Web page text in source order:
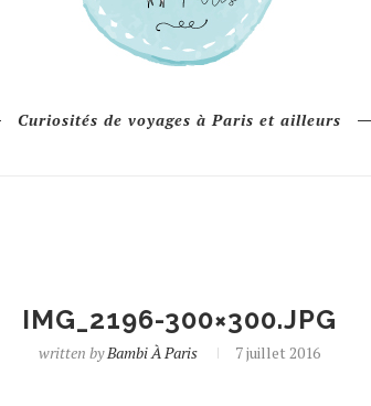
Curiosités de voyages à Paris et ailleurs
IMG_2196-300×300.JPG
written byBambi À Paris 7 juillet 2016